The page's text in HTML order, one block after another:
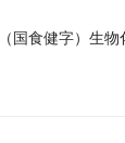
国食健字）生